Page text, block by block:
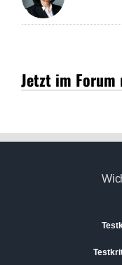
Jetzt im